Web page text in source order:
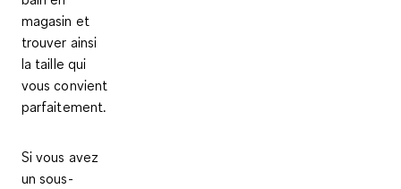
magasin et
trouver ainsi
la taille qui
vous convient
parfaitement.
Si vous avez
un sous-